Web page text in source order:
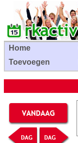
Home
Toevoegen